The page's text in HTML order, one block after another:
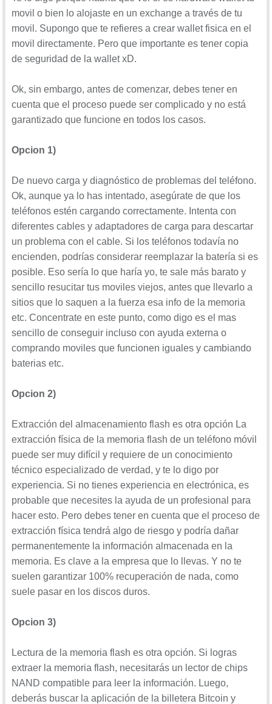
movil o bien lo alojaste en un exchange a través de tu
movil. Supongo que te refieres a crear wallet fisica en el
movil directamente. Pero que importante es tener copia
de seguridad de la wallet xD.
Ok, sin embargo, antes de comenzar, debes tener en
cuenta que el proceso puede ser complicado y no está
garantizado que funcione en todos los casos.
Opcion 1)
De nuevo carga y diagnóstico de problemas del teléfono.
Ok, aunque ya lo has intentado, asegúrate de que los
teléfonos estén cargando correctamente. Intenta con
diferentes cables y adaptadores de carga para descartar
un problema con el cable. Si los teléfonos todavía no
encienden, podrías considerar reemplazar la batería si es
posible. Eso sería lo que haría yo, te sale más barato y
sencillo resucitar tus moviles viejos, antes que llevarlo a
sitios que lo saquen a la fuerza esa info de la memoria
etc. Concentrate en este punto, como digo es el mas
sencillo de conseguir incluso con ayuda externa o
comprando moviles que funcionen iguales y cambiando
baterias etc.
Opcion 2)
Extracción del almacenamiento flash es otra opción La
extracción física de la memoria flash de un teléfono móvil
puede ser muy difícil y requiere de un conocimiento
técnico especializado de verdad, y te lo digo por
experiencia. Si no tienes experiencia en electrónica, es
probable que necesites la ayuda de un profesional para
hacer esto. Pero debes tener en cuenta que el proceso de
extracción física tendrá algo de riesgo y podría dañar
permanentemente la información almacenada en la
memoria. Es clave a la empresa que lo llevas. Y no te
suelen garantizar 100% recuperación de nada, como
suele pasar en los discos duros.
Opcion 3)
Lectura de la memoria flash es otra opción. Si logras
extraer la memoria flash, necesitarás un lector de chips
NAND compatible para leer la información. Luego,
deberás buscar la aplicación de la billetera Bitcoin y